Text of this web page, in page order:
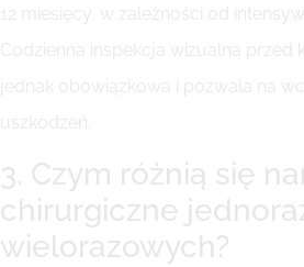
12 miesięcy, w zależności od
Codzienna inspekcja wizualna przed
jednak obowiązkowa i pozwala na
uszkodzeń.
3. Czym różnią się
chirurgiczne
wielorazowych?